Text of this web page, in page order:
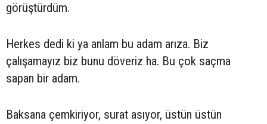
görüştürdüm.
Herkes dedi ki ya anlam bu adam arıza. Biz
çalışamayız biz bunu döveriz ha. Bu çok saçma
sapan bir adam.
Baksana çemkiriyor, surat asıyor, üstün üstün